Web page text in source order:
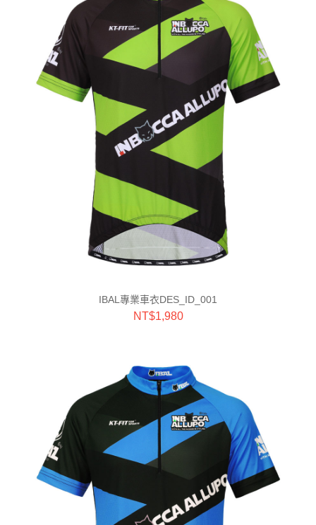
IBAL專業車衣DES_ID_001
NT$1,980